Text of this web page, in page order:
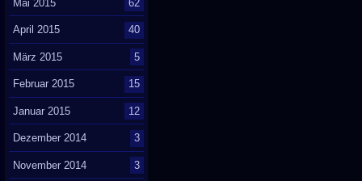
Mai 2015 62
April 2015 40
März 2015 5
Februar 2015 15
Januar 2015 12
Dezember 2014 3
November 2014 3